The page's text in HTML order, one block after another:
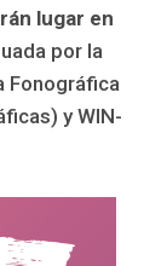
lugar en
por la
Fonográfica
y WIN-